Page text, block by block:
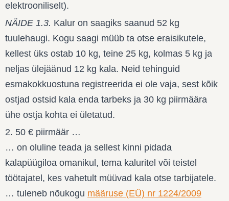
elektrooniliselt).
NÄIDE 1.3. Kalur on saagiks saanud 52 kg
tuulehaugi. Kogu saagi müüb ta otse eraisikutele,
kellest üks ostab 10 kg, teine 25 kg, kolmas 5 kg ja
neljas ülejäänud 12 kg kala. Neid tehinguid
esmakokkuostuna registreerida ei ole vaja, sest kõik
ostjad ostsid kala enda tarbeks ja 30 kg piirmäära
ühe ostja kohta ei ületatud.
2. 50 € piirmäär …
… on oluline teada ja sellest kinni pidada
kalapüügiloa omanikul, tema kaluritel või teistel
töötajatel, kes vahetult müüvad kala otse tarbijatele.
… tuleneb nõukogu määruse (EÜ) nr 1224/2009